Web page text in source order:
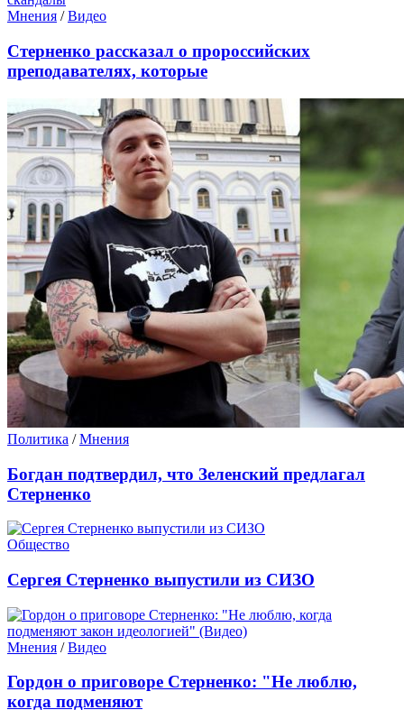
Мнения /Видео
Стерненко рассказал о пророссийских
преподавателях, которые
Политика /Мнения
Богдан подтвердил, что Зеленский предлагал
Стерненко
Общество
Сергея Стерненко выпустили из СИЗО
Мнения /Видео
Гордон о приговоре Стерненко: "Не люблю,
когда подменяют